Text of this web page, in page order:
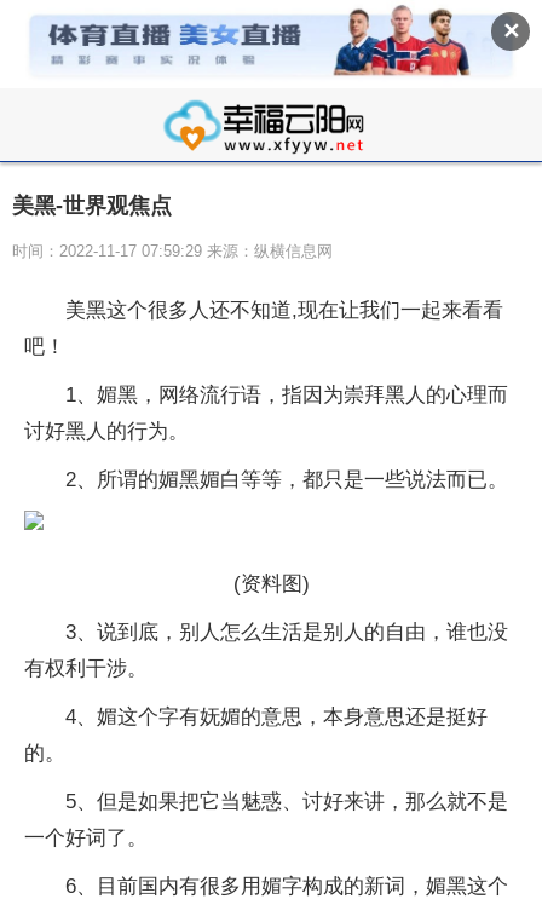
✕
美黑-世界观焦点
时间：2022-11-17 07:59:29 来源：纵横信息网
美黑这个很多人还不知道,现在让我们一起来看看
吧！
1、媚黑，网络流行语，指‌‌‌‌‌‌‌因为崇拜黑人的心理而
讨好黑人的行为。
2、所谓的媚黑媚白等等，都只是一些说法而已。
(资料图)
3、说到底，别人怎么生活是别人的自由，谁也没
有权利干涉。
4、媚这个字有妩媚的意思，本身意思还是挺好
的。
5、但是如果把它当魅惑、讨好来讲，那么就不是
一个好词了。
6、目前国内有很多用媚字构成的新词，媚黑这个